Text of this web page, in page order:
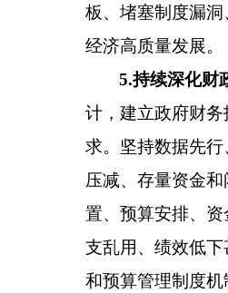
板、堵塞制度漏
经济高质量发展。
5.持续深化财
计，建立政府财
求。坚持数据先
压减、存量资金
置、预算安排、
支乱用、绩效低下
和预算管理制度机